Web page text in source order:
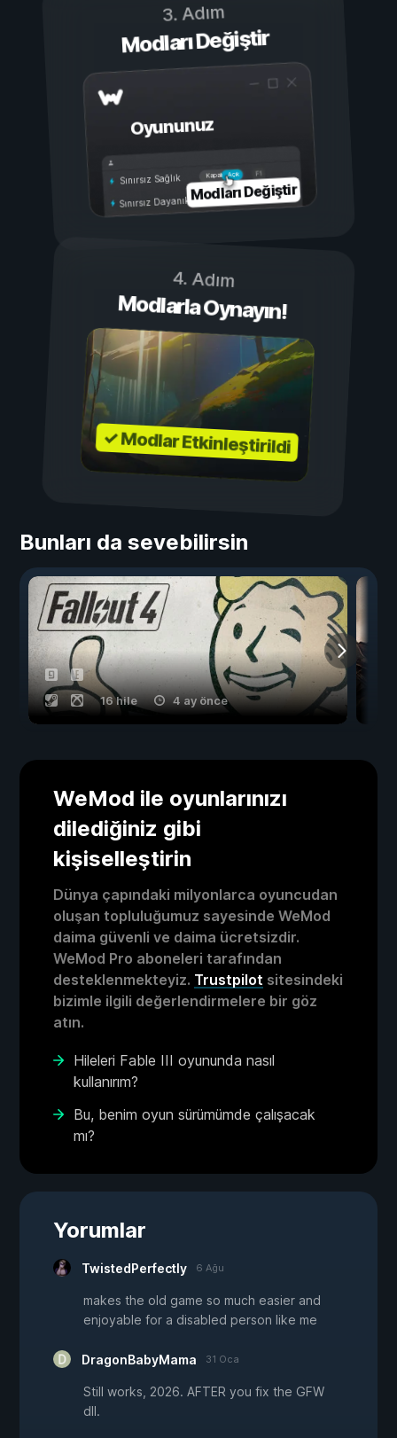
3. Adım
Modları Değiştir
Oyununuz
Açık
Kapalı
Sınırsız Sağlık
Sınırsız DayanıklılıkModları Değiştir
4. Adım
Modlarla Oynayın!
✓ Modlar Etkinleştirildi
Bunları da sevebilirsin
16 hile 4 ay önce
WeMod ile oyunlarınızı
dilediğiniz gibi
kişiselleştirin
Dünya çapındaki milyonlarca oyuncudan
oluşan topluluğumuz sayesinde WeMod
daima güvenli ve daima ücretsizdir.
WeMod Pro aboneleri tarafından
desteklenmekteyiz. Trustpilot sitesindeki
bizimle ilgili değerlendirmelere bir göz
atın.
Hileleri Fable III oyununda nasıl
kullanırım?
Bu, benim oyun sürümümde çalışacak
mı?
Yorumlar
TwistedPerfectly 6 Ağu
makes the old game so much easier and
enjoyable for a disabled person like me
DragonBabyMama 31 Oca
Still works, 2026. AFTER you fix the GFW
dll.